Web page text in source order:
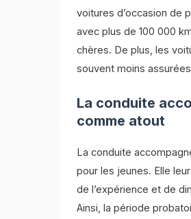
voitures d’occasion de
avec plus de 100 000
chères. De plus, les
souvent moins
La conduite
comme atout
La conduite
pour les jeunes. Elle
de l’expérience et de
Ainsi, la période